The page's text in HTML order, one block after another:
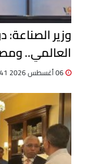
العالمي..
مشتركة